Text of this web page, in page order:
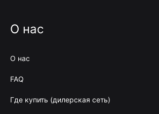
О нас
О нас
FAQ
Где купить (дилерская сеть)